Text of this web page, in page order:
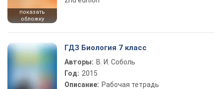
показать
обложку
ГДЗ Биология 7 класс
Авторы: В. И. Соболь
Год: 2015
Описание: Рабочая тетрадь